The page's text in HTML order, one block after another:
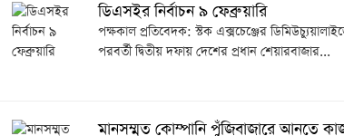
ডিএসইর নির্বাচন ৯ ফেব্রুয়ারি
পক্ষকাল প্রতিবেদক: স্টক এক্সচেঞ্জের
পরবর্তী দ্বিতীয় দফায় দেশের প্রধান শেয়ারবাজার...
মানসম্মত কোম্পানি পুঁজিবাজারে আনতে